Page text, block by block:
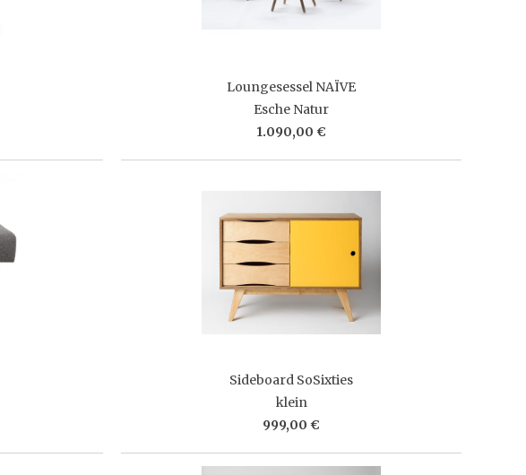
Loungesessel NAÏVE
Esche Natur
1.090,00 €
Sideboard SoSixties
klein
999,00 €